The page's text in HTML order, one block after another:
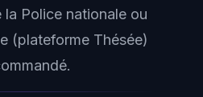
la Police nationale ou
(plateforme Thésée)